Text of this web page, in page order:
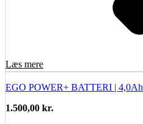
Læs mere
EGO POWER+ BATTERI |
1.500,00 kr.